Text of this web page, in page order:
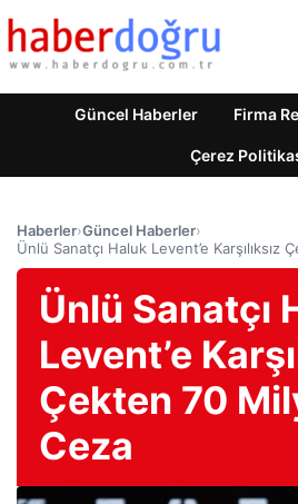
Güncel Haberler Firma
Çerez
Haberler›Güncel Haberler›
Ünlü Sanatçı Haluk Levent’e
Ünlü Sanatçı
Levent’e
Çekten 70
Ceza